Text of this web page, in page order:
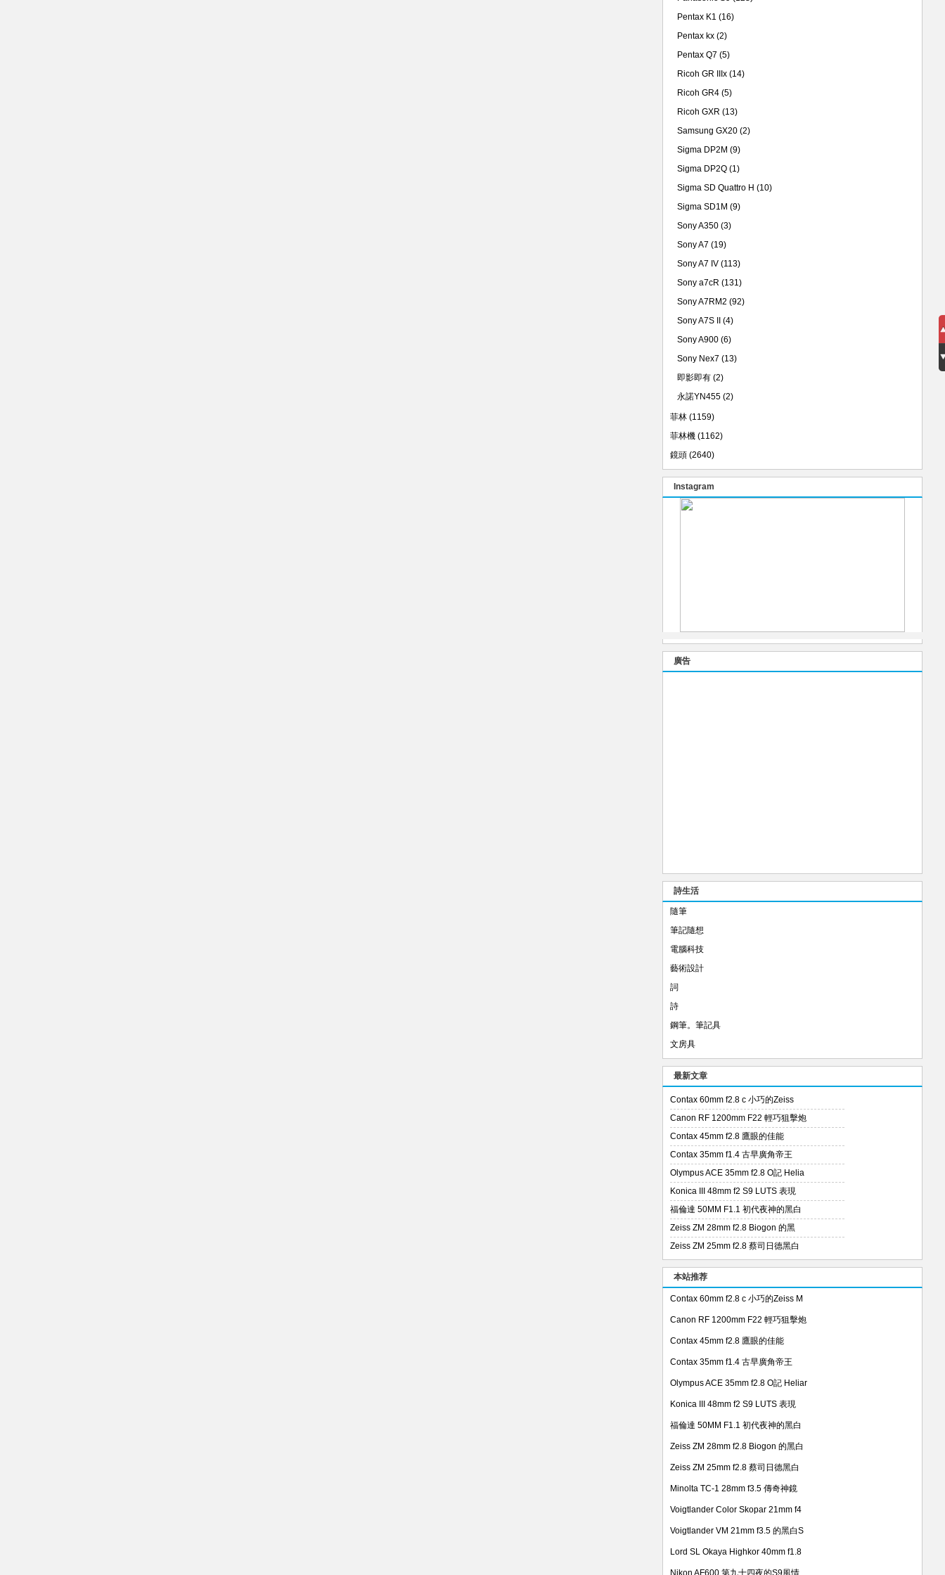
Pentax K1 (16)
Pentax kx (2)
Pentax Q7 (5)
Ricoh GR IIIx (14)
Ricoh GR4 (5)
Ricoh GXR (13)
Samsung GX20 (2)
Sigma DP2M (9)
Sigma DP2Q (1)
Sigma SD Quattro H (10)
Sigma SD1M (9)
Sony A350 (3)
Sony A7 (19)
Sony A7 IV (113)
Sony a7cR (131)
Sony A7RM2 (92)
Sony A7S II
(4)
Sony A900 (6)
Sony Nex7 (13)
即影即有 (2)
永諾YN455 (2)
菲林 (1159)
菲林機 (1162)
鏡頭 (2640)
Instagram
廣告
詩生活
隨筆
筆記隨想
電腦科技
藝術設計
詞
詩
鋼筆。筆記具
文房具
最新文章
Contax 60mm f2.8 c 小巧的Zeiss
Canon RF 1200mm F22 輕巧狙擊炮
Contax 45mm f2.8 鷹眼的佳能
Contax 35mm f1.4 古早廣角帝王
Olympus ACE 35mm f2.8 O記 Helia
Konica III 48mm f2 S9 LUTS 表現
福倫達 50MM F1.1 初代夜神的黑白
Zeiss ZM 28mm f2.8 Biogon 的黑
Zeiss ZM 25mm f2.8 蔡司日德黑白
本站推荐
Contax 60mm f2.8 c 小巧的Zeiss M
Canon RF 1200mm F22 輕巧狙擊炮
Contax 45mm f2.8 鷹眼的佳能
Contax 35mm f1.4 古早廣角帝王
Olympus ACE 35mm f2.8 O記 Heliar
Konica III 48mm f2 S9 LUTS 表現
福倫達 50MM F1.1 初代夜神的黑白
Zeiss ZM 28mm f2.8 Biogon 的黑白
Zeiss ZM 25mm f2.8 蔡司日德黑白
Minolta TC-1 28mm f3.5 傳奇神鏡
Voigtlander Color Skopar 21mm f4
Voigtlander VM 21mm f3.5 的黑白S
Lord SL Okaya Highkor 40mm f1.8
Nikon AF600 第九十四夜的S9風情